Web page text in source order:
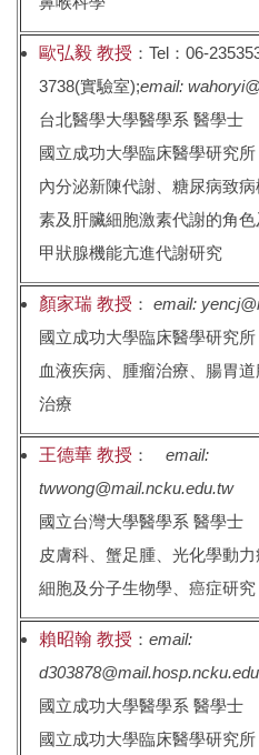
歐弘毅 教授 ：Tel：06-
3738(實驗室);email:
台北醫學大學醫學系 醫學士
國立成功大學臨床醫學研究
內分泌新陳代謝、糖尿病致
素及肝臟細胞激素代謝的角色
甲狀腺機能亢進代謝研究
顏家瑞 教授 ：email:
國立成功大學臨床醫學研究
血液疾病、腫瘤治療、腸胃
治療
王德華 教授 ：email:
twwong@mail.ncku.edu.tw
國立台灣大學醫學系 醫學士
皮膚科、蟹足腫、光化學動力
細胞及分子生物學、癌症研究
賴昭翰 教授 ：email:
國立成功大學醫學系 醫學士
國立成功大學臨床醫學研究